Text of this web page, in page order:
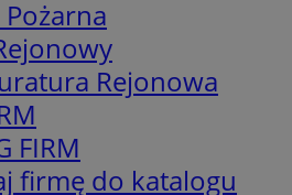
Pożarna
Rejonowa
FIRM
firmę do katalogu